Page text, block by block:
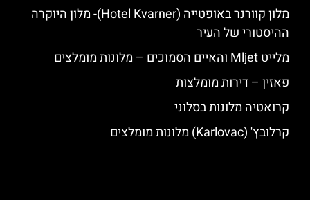
מלון קוורנר באופטייה (Hotel Kvarner)- מלון היוקרה
ההיסטורי של העיר
מלייט Mljet והאיים הסמוכים – מלונות מומלצים
פאזין – דירות מומלצות
קרואטיה מלונות בסלוני
קרלובץ' (Karlovac) מלונות מומלצים